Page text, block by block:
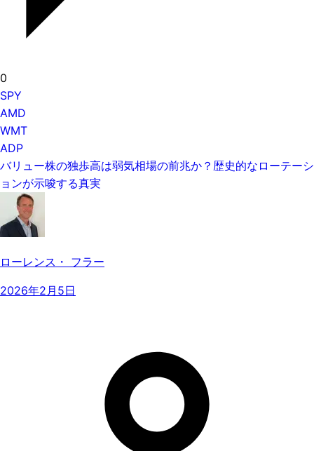
0
SPY
AMD
WMT
ADP
バリュー株の独歩高は弱気相場の前兆か？歴史的なローテーシ
ョンが示唆する真実
ローレンス・ フラー
2026年2月5日